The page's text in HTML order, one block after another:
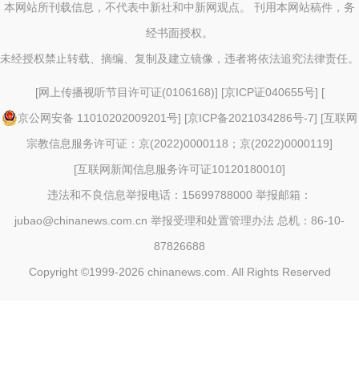
本网站所刊载信息，不代表中新社和中新网观点。 刊用本网站稿件，务
经书面授权。
未经授权禁止转载、摘编、复制及建立镜像，违者将依法追究法律责任。
[网上传播视听节目许可证(0106168)] [京ICP证040655号] [
京公网安备 11010202009201号] [京ICP备2021034286号-7] [互联网
宗教信息服务许可证：京(2022)0000118；京(2022)0000119]
[互联网新闻信息服务许可证10120180010]
违法和不良信息举报电话：15699788000 举报邮箱：
jubao@chinanews.com.cn 举报受理和处置管理办法 总机：86-10-
87826688
Copyright ©1999-2026 chinanews.com. All Rights Reserved